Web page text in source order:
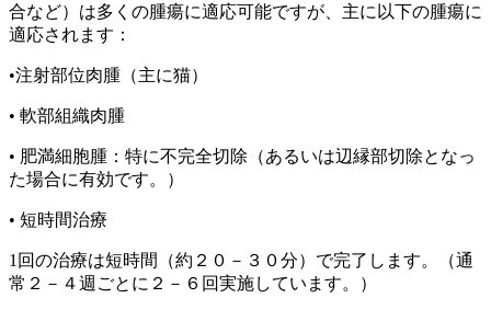
合など） は多くの腫瘍に適応可能ですが、主に以下の腫瘍に
適応されます：
•注射部位肉腫（主に猫）
• 軟部組織肉腫
• 肥満細胞腫：特に不完全切除（あるいは辺縁部切除となっ
た場合に有効です。）
• 短時間治療
1回の治療は短時間（約２０－３０分）で完了します。（通
常２－４週ごとに２－６回実施しています。）